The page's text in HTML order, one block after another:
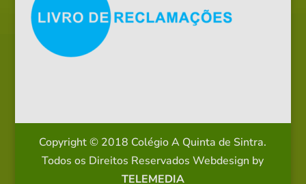
Copyright © 2018 Colégio A Quinta de Sintra.
Todos os Direitos ReservadosWebdesign by
TELEMEDIA